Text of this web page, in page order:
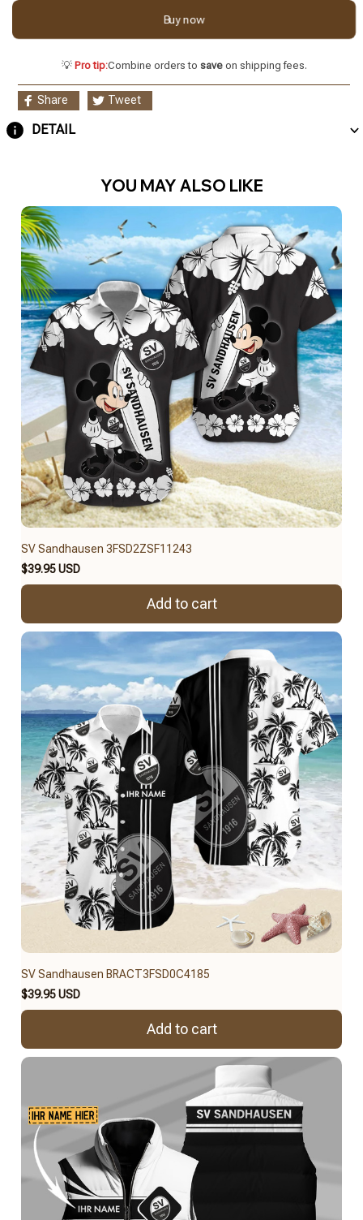
Buy now
💡 Pro tip:Combine orders to saveon shipping fees.
Share Tweet
DETAIL
YOU MAY ALSO LIKE
SV Sandhausen 3FSD2ZSF11243
$39.95 USD
Add to cart
SV Sandhausen BRACT3FSD0C4185
$39.95 USD
Add to cart